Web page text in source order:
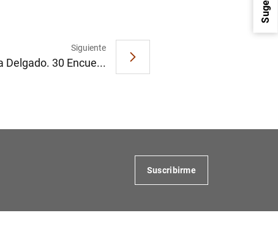
Siguiente
Delgado. 30 Encue...
Suscribirme